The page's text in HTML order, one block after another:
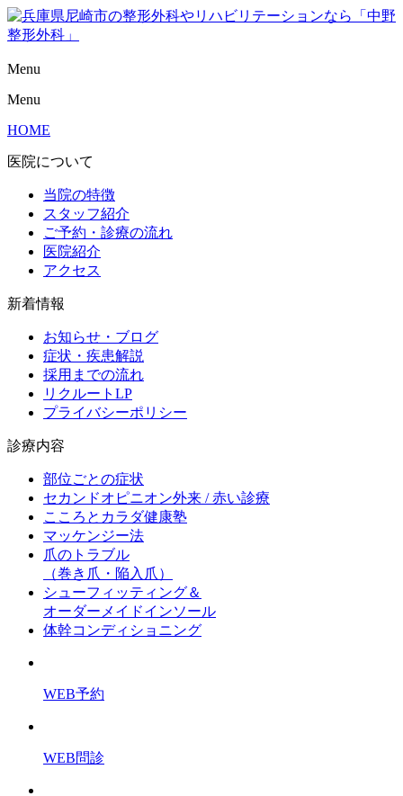
Menu
Menu
HOME
医院について
当院の特徴
スタッフ紹介
ご予約・診療の流れ
医院紹介
アクセス
新着情報
お知らせ・ブログ
症状・疾患解説
採用までの流れ
リクルートLP
プライバシーポリシー
診療内容
部位ごとの症状
セカンドオピニオン外来 / 赤い診療
こころとカラダ健康塾
マッケンジー法
爪のトラブル
（巻き爪・陥入爪）
シューフィッティング＆
オーダーメイドインソール
体幹コンディショニング
WEB予約
WEB問診